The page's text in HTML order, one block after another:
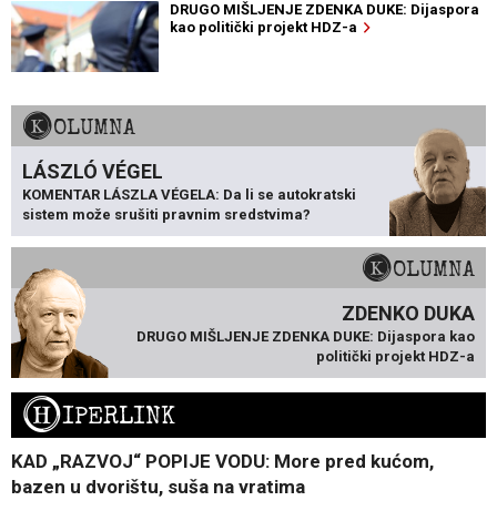
DRUGO MIŠLJENJE ZDENKA DUKE: Dijaspora
kao politički projekt HDZ-a
KOLUMNA
LÁSZLÓ VÉGEL
KOMENTAR LÁSZLA VÉGELA: Da li se autokratski
sistem može srušiti pravnim sredstvima?
KOLUMNA
ZDENKO DUKA
DRUGO MIŠLJENJE ZDENKA DUKE: Dijaspora kao
politički projekt HDZ-a
HIPERLINK
KAD „RAZVOJ“ POPIJE VODU: More pred kućom,
bazen u dvorištu, suša na vratima